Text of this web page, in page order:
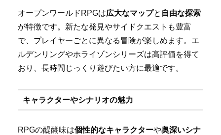
オープンワールドRPGは広大なマップと 自由な探索
が特徴です。新たな発見やサイドクエストも豊富
で、プレイヤーごとに異なる冒険が楽しめます。エ
ルデンリングやホライゾンシリーズは高評価を得て
おり、長時間じっくり遊びたい方に最適です。
キャラクターやシナリオの魅力
RPGの醍醐味は個性的なキャラクターや奥深いシナ